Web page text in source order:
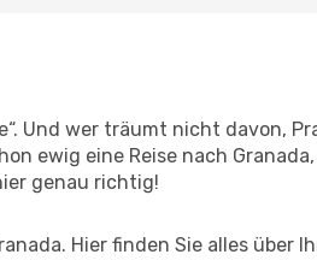
Und wer träumt nicht davon,
ewig eine Reise nach
genau richtig!
Hier finden Sie alles über